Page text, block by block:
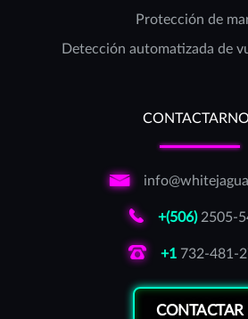
Protección de
Detección automatizada de
+(506)2505-
+1 732-481-
CONTACTAR